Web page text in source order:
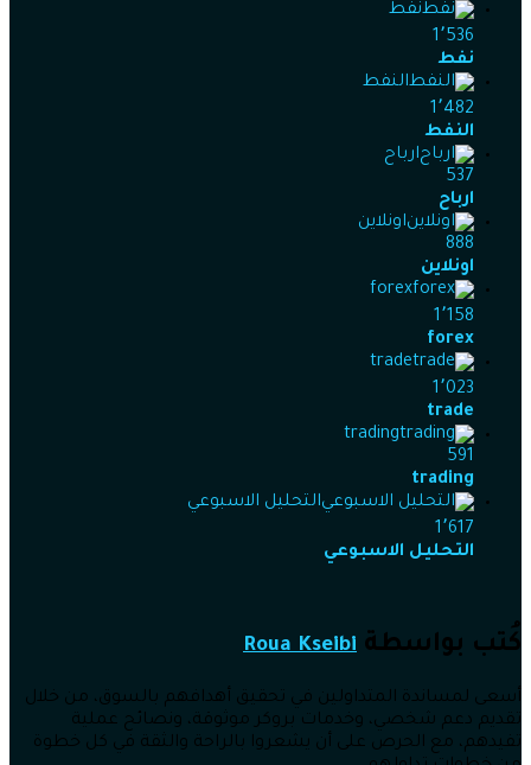
نفط
1٬536
نفط
النفط
1٬482
النفط
ارباح
537
ارباح
اونلاين
888
اونلاين
forex
1٬158
forex
trade
1٬023
trade
trading
591
trading
التحليل الاسبوعي
1٬617
التحليل الاسبوعي
كُتب بواسطة Roua Kseibi
أسعى لمساندة المتداولين في تحقيق أهدافهم بالسوق، من خلال
تقديم دعم شخصي، وخدمات بروكر موثوقة، ونصائح عملية
تفيدهم، مع الحرص على أن يشعروا بالراحة والثقة في كل خطوة